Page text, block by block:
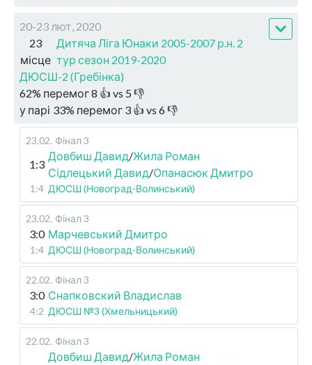
20-23 лют, 2020
23
місце
Дитяча Ліга Юнаки 2005-2007 р.н. 2
тур сезон 2019-2020
ДЮСШ-2 (Гребінка)
62% перемог8 👍 vs 5 👎
у парі 33% перемог 3 👍 vs 6👎
23.02. Фінал 3
1:3
Довбиш Давид/Жила Роман
Сідлецький Давид/Опанасюк Дмитро
1:4 ДЮСШ (Новоград-Волинський)
23.02. Фінал 3
3:0 Марчевський Дмитро
1:4 ДЮСШ (Новоград-Волинський)
22.02. Фінал 3
3:0 Снапковский Владислав
4:2 ДЮСШ №3 (Хмельницький)
22.02. Фінал 3
Довбиш Давид/Жила Роман